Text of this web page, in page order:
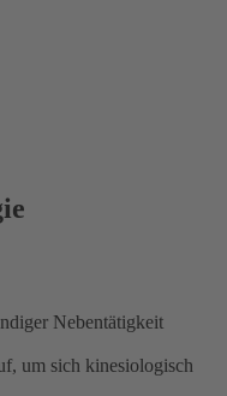
Nebentätigkeit
um sich kinesiologisch